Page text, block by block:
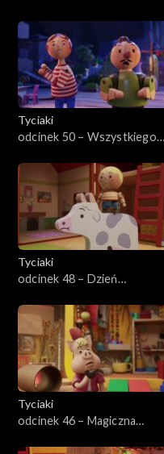
Tyciaki
odcinek 50 – Wszystkiego
Tyciaki
odcinek 48 – Dzień
Tyciaki
odcinek 46 – Magiczna